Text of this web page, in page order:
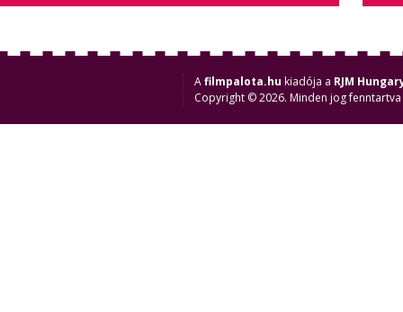
Afilmpalota.hu kiadója a RJM
Copyright © 2026. Minden jog fenntartva